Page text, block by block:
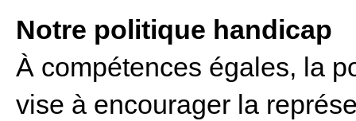
Notre politique handicap
À compétences égales, la
vise à encourager la